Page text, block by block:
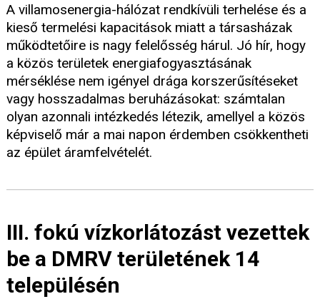
A villamosenergia-hálózat rendkívüli terhelése és a
kieső termelési kapacitások miatt a társasházak
működtetőire is nagy felelősség hárul. Jó hír, hogy
a közös területek energiafogyasztásának
mérséklése nem igényel drága korszerűsítéseket
vagy hosszadalmas beruházásokat: számtalan
olyan azonnali intézkedés létezik, amellyel a közös
képviselő már a mai napon érdemben csökkentheti
az épület áramfelvételét.
III. fokú vízkorlátozást vezettek
be a DMRV területének 14
településén